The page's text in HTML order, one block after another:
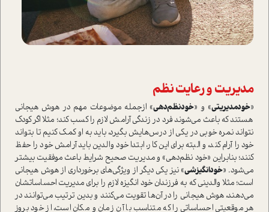
مديريت و رعايت نظم
«خودمديريتي» و «خودنظم‌دهي» ازجمله موضوعات‌ مهم در هوش هيجاني
هستند ‌كه باعث مي‌شوند فرد در زندگی آرامش لازم را کسب کند؛ ‌مثلا اگر كودك
نتواند نمره خوبي در يكي از درس‌هايش بگيرد، بايد به او كمك كنيم تا بتواند
خود را آرام كند، و البته برای این کار، ابتدا خود والدين بايد آرامش خود را حفظ
کنند؛ بنابراین «خود نظم‌دهي» و مديريت صحيح شرايط باعث‌ موفقيت بيشتر
مي‌شود‌. «خودانگيزشي» نيز يكي دیگر از ويژگي‌هاي برخورداری از هوش هيجاني
است؛ مثلا والديني كه به فرزندان خود انگيزه لازم را براي مديريت احساساتشان
مي‌دهند، هوش هيجاني را در آن‌ها تقویت می‌کنند و بدين ترتيب مي‌توانند در
هر موقعيتي احساساتي را كه متناسب با آن‌ زمان و مكان است، از خو‌د بروز